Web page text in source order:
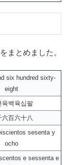
まとめました。
six hundred sixty-
eight
육백육십팔
六百六十八
sesenta y
ocho
e sessenta e